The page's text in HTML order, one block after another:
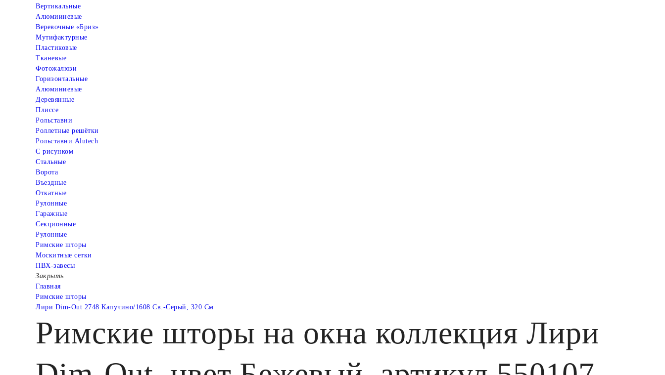
Вертикальные
Алюмииневые
Веревочные «Бриз»
Мутифактурные
Пластиковые
Тканевые
Фотожалюзи
Горизонтальные
Алюминиевые
Деревянные
Плиссе
Рольставни
Роллетные решётки
Рольставни Alutech
С рисунком
Стальные
Ворота
Въездные
Откатные
Рулонные
Гаражные
Cекционные
Рулонные
Римские шторы
Москитные сетки
ПВХ-завесы
Закрыть
Главная
Римские шторы
Лири Dim-Out 2748 Капучино/1608 Св.-Серый, 320 См
Римские шторы на окна коллекция Лири